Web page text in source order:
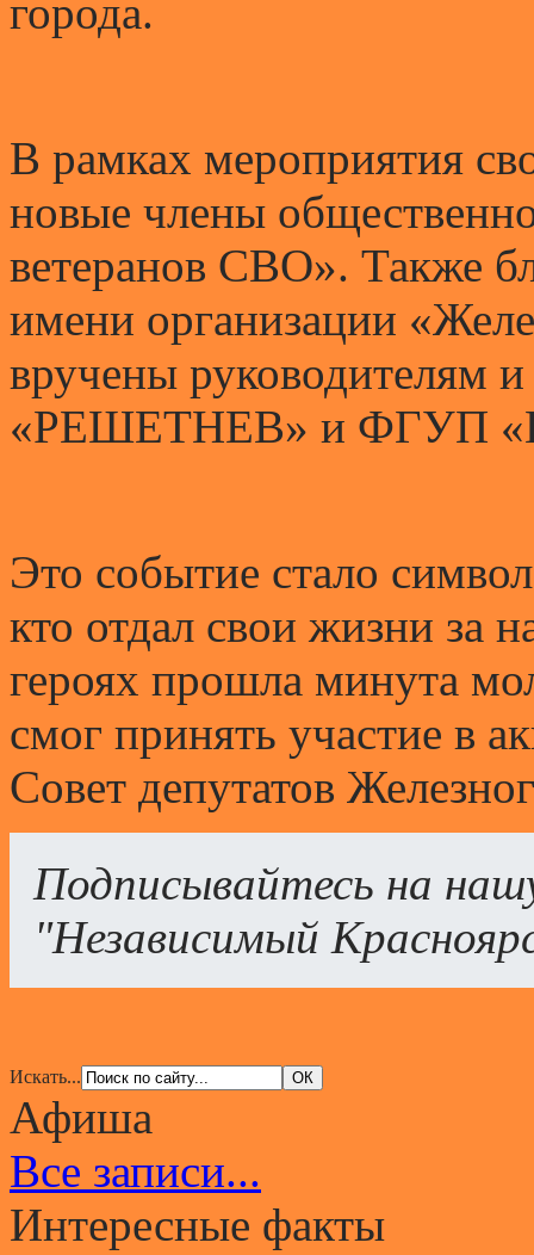
города.
В рамках мероприятия
новые члены
ветеранов СВО». Также
имени организации
вручены руководителям
«РЕШЕТНЕВ» и ФГУП
Это событие стало
кто отдал свои жизни за
героях прошла минута
смог принять участие в
Совет депутатов
Подписывайтесь на
"Независимый
Искать...
Афиша
Все записи...
Интересные факты